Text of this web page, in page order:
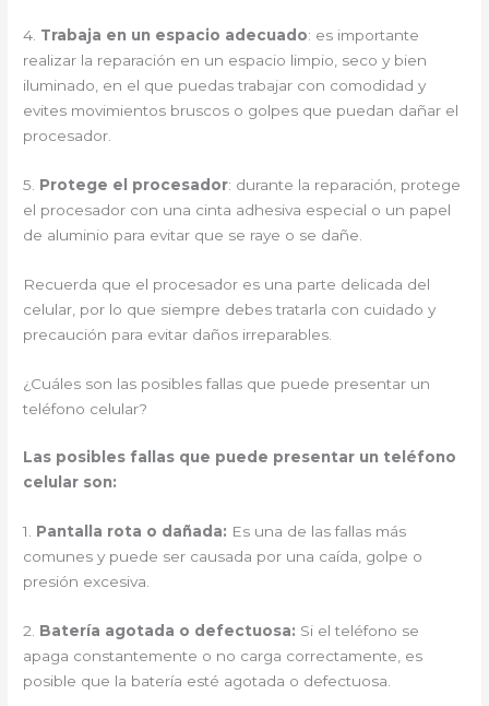
4. Trabaja en un espacio adecuado: es importante
realizar la reparación en un espacio limpio, seco y bien
iluminado, en el que puedas trabajar con comodidad y
evites movimientos bruscos o golpes que puedan dañar el
procesador.
5. Protege el procesador: durante la reparación, protege
el procesador con una cinta adhesiva especial o un papel
de aluminio para evitar que se raye o se dañe.
Recuerda que el procesador es una parte delicada del
celular, por lo que siempre debes tratarla con cuidado y
precaución para evitar daños irreparables.
¿Cuáles son las posibles fallas que puede presentar un
teléfono celular?
Las posibles fallas que puede presentar un teléfono
celular son:
1. Pantalla rota o dañada: Es una de las fallas más
comunes y puede ser causada por una caída, golpe o
presión excesiva.
2. Batería agotada o defectuosa: Si el teléfono se
apaga constantemente o no carga correctamente, es
posible que la batería esté agotada o defectuosa.